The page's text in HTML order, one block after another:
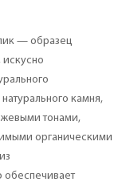
— образец
искусно
камня,
тонами,
органическими
обеспечивает